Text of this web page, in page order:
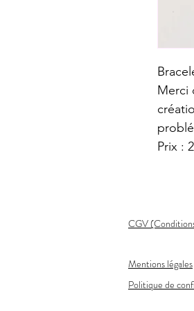
Merci
Prix :
CGV
Mentions légales
Politique de